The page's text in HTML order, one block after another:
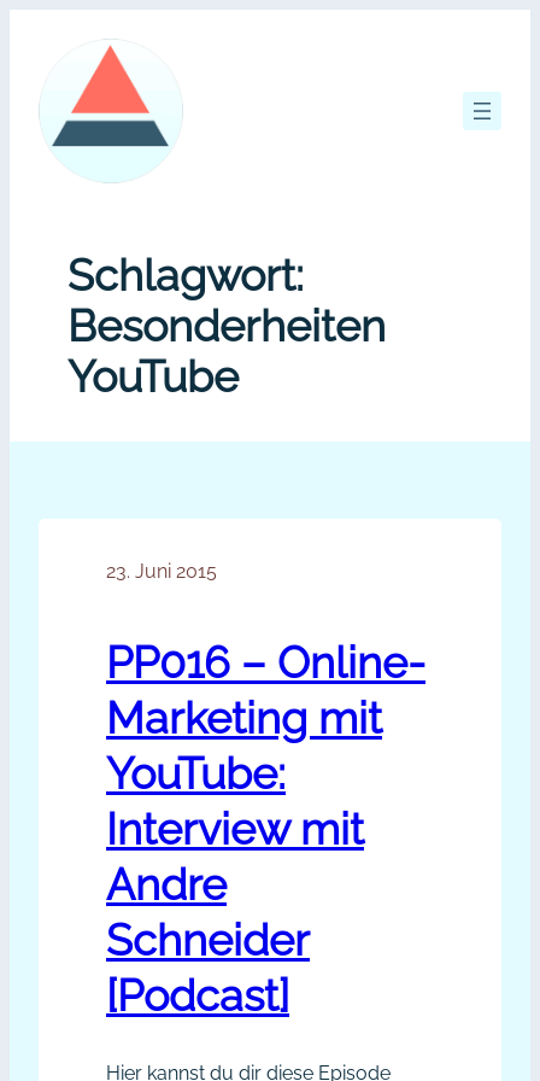
springen
Schlagwort:
Besonderheiten
YouTube
23. Juni 2015
PP016 – Online-
Marketing mit
YouTube:
Interview mit
Andre
Schneider
[Podcast]
Hier kannst du dir diese Episode